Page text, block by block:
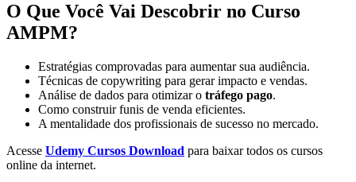
O Que Você Vai Descobrir no Curso
AMPM?
Estratégias comprovadas para aumentar sua audiência.
Técnicas de copywriting para gerar impacto e vendas.
Análise de dados para otimizar o tráfego pago.
Como construir funis de venda eficientes.
A mentalidade dos profissionais de sucesso no mercado.
Acesse Udemy Cursos Download para baixar todos os cursos
online da internet.